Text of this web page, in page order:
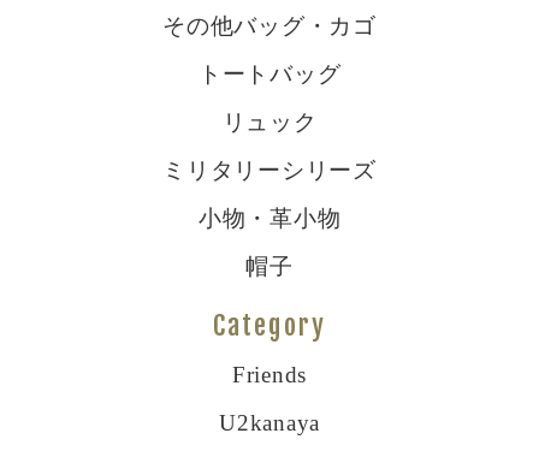
その他バッグ・カゴ
トートバッグ
リュック
ミリタリーシリーズ
小物・革小物
帽子
Category
Friends
U2kanaya